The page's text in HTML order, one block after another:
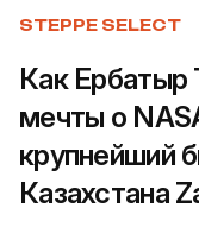
STEPPE SELECT
Как Ербатыр
мечты о
крупнейший
Казахстана